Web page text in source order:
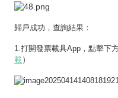
歸戶成功，查詢結果：
1.打開發票載具App，點擊下
載）